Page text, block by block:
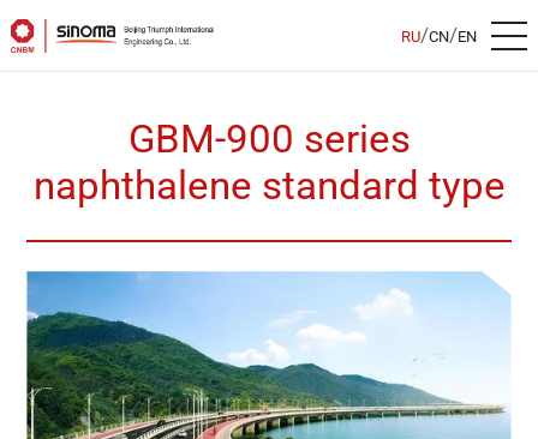
RU/CN/EN
GBM-900 series
naphthalene standard type